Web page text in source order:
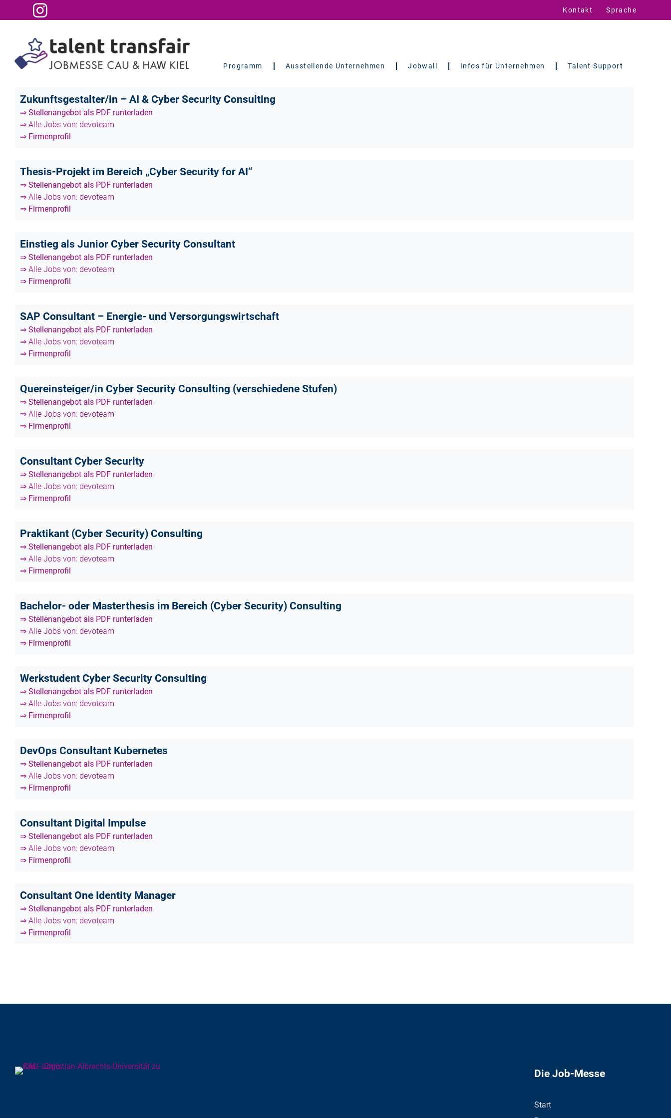
Kontakt Sprache
Programm Ausstellende Unternehmen Jobwall Infos für Unternehmen Talent Support
Zukunftsgestalter/in – AI & Cyber Security Consulting
⇒ Stellenangebot als PDF runterladen
⇒ Alle Jobs von: devoteam
⇒ Firmenprofil
Thesis-Projekt im Bereich „Cyber Security for AI“
⇒ Stellenangebot als PDF runterladen
⇒ Alle Jobs von: devoteam
⇒ Firmenprofil
Einstieg als Junior Cyber Security Consultant
⇒ Stellenangebot als PDF runterladen
⇒ Alle Jobs von: devoteam
⇒ Firmenprofil
SAP Consultant – Energie- und Versorgungswirtschaft
⇒ Stellenangebot als PDF runterladen
⇒ Alle Jobs von: devoteam
⇒ Firmenprofil
Quereinsteiger/in Cyber Security Consulting (verschiedene Stufen)
⇒ Stellenangebot als PDF runterladen
⇒ Alle Jobs von: devoteam
⇒ Firmenprofil
Consultant Cyber Security
⇒ Stellenangebot als PDF runterladen
⇒ Alle Jobs von: devoteam
⇒ Firmenprofil
Praktikant (Cyber Security) Consulting
⇒ Stellenangebot als PDF runterladen
⇒ Alle Jobs von: devoteam
⇒ Firmenprofil
Bachelor- oder Masterthesis im Bereich (Cyber Security) Consulting
⇒ Stellenangebot als PDF runterladen
⇒ Alle Jobs von: devoteam
⇒ Firmenprofil
Werkstudent Cyber Security Consulting
⇒ Stellenangebot als PDF runterladen
⇒ Alle Jobs von: devoteam
⇒ Firmenprofil
DevOps Consultant Kubernetes
⇒ Stellenangebot als PDF runterladen
⇒ Alle Jobs von: devoteam
⇒ Firmenprofil
Consultant Digital Impulse
⇒ Stellenangebot als PDF runterladen
⇒ Alle Jobs von: devoteam
⇒ Firmenprofil
Consultant One Identity Manager
⇒ Stellenangebot als PDF runterladen
⇒ Alle Jobs von: devoteam
⇒ Firmenprofil
Die Job-Messe
Start